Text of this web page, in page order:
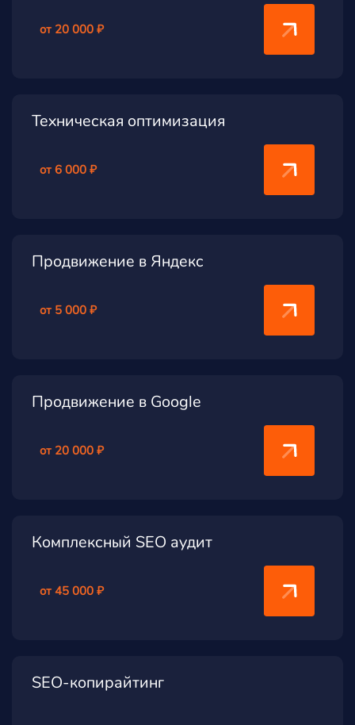
от 20 000 ₽
Техническая оптимизация
от 6 000 ₽
Продвижение в Яндекс
от 5 000 ₽
Продвижение в Google
от 20 000 ₽
Комплексный SEO аудит
от 45 000 ₽
SEO-копирайтинг